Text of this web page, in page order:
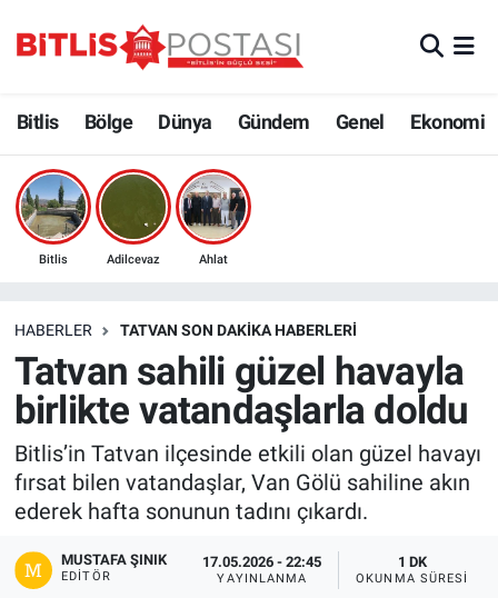
Bitlis Bölge Dünya Gündem Genel Ekonomi
Bitlis Adilcevaz Ahlat
HABERLER TATVAN SON DAKIKA HABERLERI
Tatvan sahili güzel havayla
birlikte vatandaşlarla doldu
Bitlis’in Tatvan ilçesinde etkili olan güzel havayı
fırsat bilen vatandaşlar, Van Gölü sahiline akın
ederek hafta sonunun tadını çıkardı.
MUSTAFA ŞINIK
EDITÖR
17.05.2026 - 22:45
YAYINLANMA
1 DK
OKUNMA SÜRESI
Bölge
Çevre
Eğitim
Ekonomi
Genel
Bitlis Trafik Yoğunluk Haritası
Süper Lig Puan Durumu ve Fikstür
Son Dakika Haberleri
Haber Arşivi